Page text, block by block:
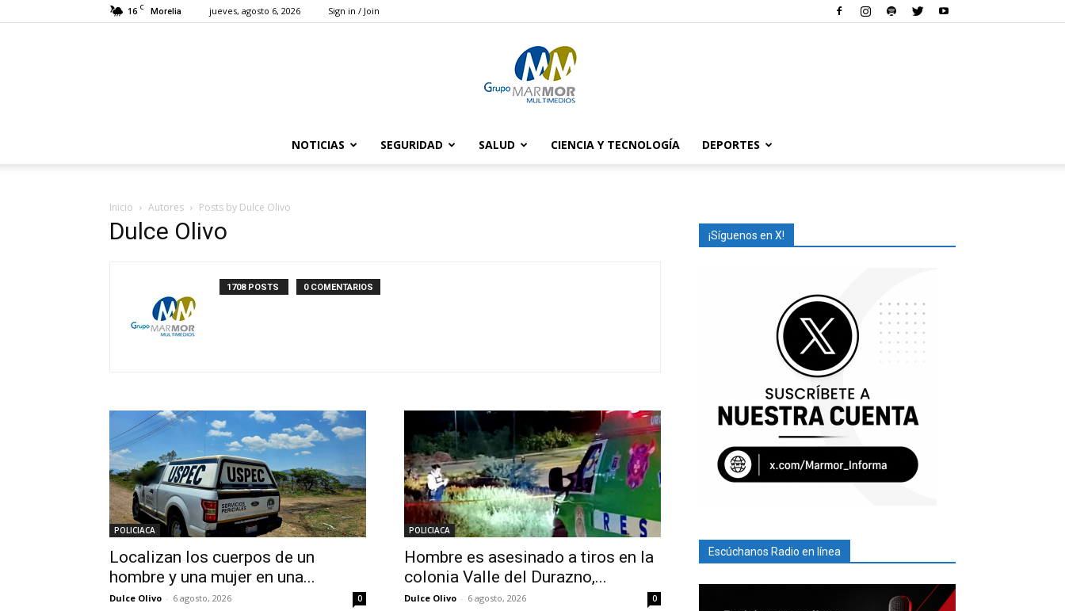
16 C Morelia jueves, agosto 6, 2026 Sign in / Join
NOTICIAS SEGURIDAD SALUD CIENCIA Y TECNOLOGÍA DEPORTES
Inicio Autores Posts by Dulce Olivo
Dulce Olivo
1708 POSTS 0 COMENTARIOS
POLICIACA
Localizan los cuerpos de un
hombre y una mujer en una...
Dulce Olivo - 6 agosto, 2026 0
POLICIACA
Hombre es asesinado a tiros en la
colonia Valle del Durazno,...
Dulce Olivo - 6 agosto, 2026 0
¡Síguenos en X!
Escúchanos Radio en línea